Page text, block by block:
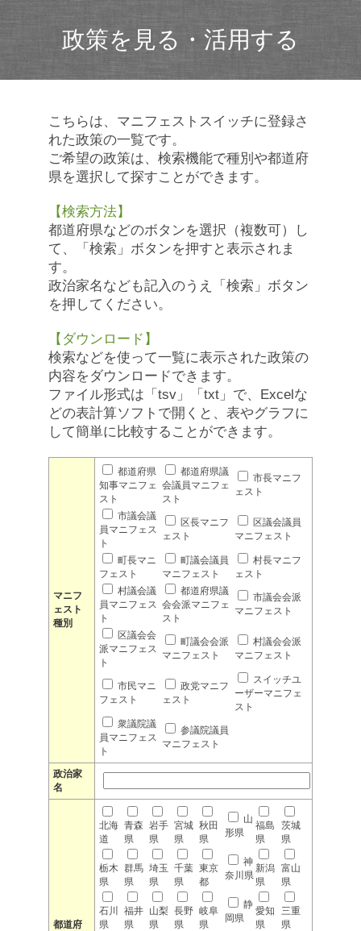
政策を見る・活用する
こちらは、マニフェストスイッチに登録さ
れた政策の一覧です。
ご希望の政策は、検索機能で種別や都道府
県を選択して探すことができます。
【検索方法】
都道府県などのボタンを選択（複数可）し
て、「検索」ボタンを押すと表示されま
す。
政治家名なども記入のうえ「検索」ボタン
を押してください。
【ダウンロード】
検索などを使って一覧に表示された政策の
内容をダウンロードできます。
ファイル形式は「tsv」「txt」で、Excelな
どの表計算ソフトで開くと、表やグラフに
して簡単に比較することができます。
マニフ
ェスト
種別
都道府県
知事マニフェ
スト
都道府県議
会議員マニフェ
スト
市長マニフ
ェスト
市議会議
員マニフェス
ト
区長マニフ
ェスト
区議会議員
マニフェスト
町長マニ
フェスト
町議会議員
マニフェスト
村長マニフ
ェスト
村議会議
員マニフェス
ト
都道府県議
会会派マニフェ
スト
市議会会派
マニフェスト
区議会会
派マニフェス
ト
町議会会派
マニフェスト
村議会会派
マニフェスト
市民マニ
フェスト
政党マニフ
ェスト
スイッチユ
ーザーマニフェ
スト
衆議院議
員マニフェス
ト
参議院議員
マニフェスト
政治家
名
都道府
北海
道
青森
県
岩手
県
宮城
県
秋田
県
山
形県
福島
県
茨城
県
栃木
県
群馬
県
埼玉
県
千葉
県
東京
都
神
奈川県
新潟
県
富山
県
石川
県
福井
県
山梨
県
長野
県
岐阜
県
静
岡県
愛知
県
三重
県